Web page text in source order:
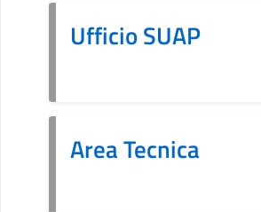
Ufficio SUAP
Area Tecnica